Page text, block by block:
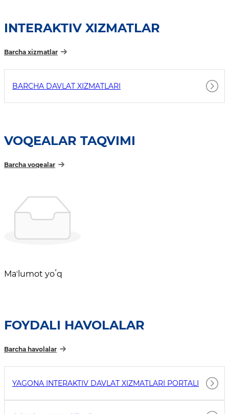
INTERAKTIV XIZMATLAR
Barcha xizmatlar
BARCHA DAVLAT XIZMATLARI
VOQEALAR TAQVIMI
Barcha voqealar
Maʼlumot yoʻq
FOYDALI HAVOLALAR
Barcha havolalar
YAGONA INTERAKTIV DAVLAT XIZMATLARI PORTALI